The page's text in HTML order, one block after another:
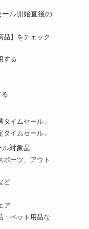
ール開始直後の
品】をチェック
する
る
イムセール」
イムセール」
対象品
ポーツ、アウト
ど
ア
・ペット用品な